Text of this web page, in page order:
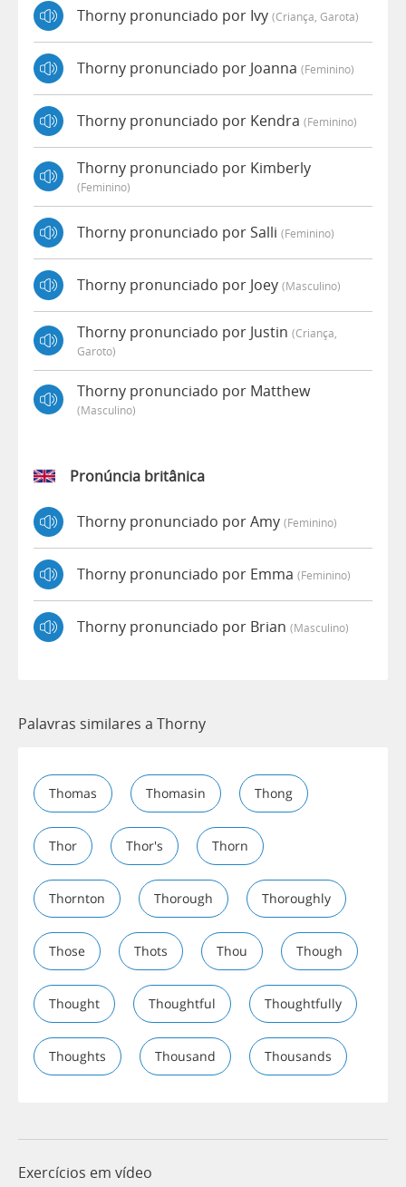
Thorny pronunciado por Ivy (criança, Garota)
Thorny pronunciado por Joanna (feminino)
Thorny pronunciado por Kendra (feminino)
Thorny pronunciado por Kimberly
(feminino)
Thorny pronunciado por Salli (feminino)
Thorny pronunciado por Joey (masculino)
Thorny pronunciado por Justin (criança,
Garoto)
Thorny pronunciado por Matthew
(masculino)
Pronúncia britânica
Thorny pronunciado por Amy (feminino)
Thorny pronunciado por Emma (feminino)
Thorny pronunciado por Brian (masculino)
Palavras similares a Thorny
Thomas Thomasin Thong
Thor Thor's Thorn
Thornton Thorough Thoroughly
Those Thots Thou Though
Thought Thoughtful Thoughtfully
Thoughts Thousand Thousands
Exercícios em vídeo